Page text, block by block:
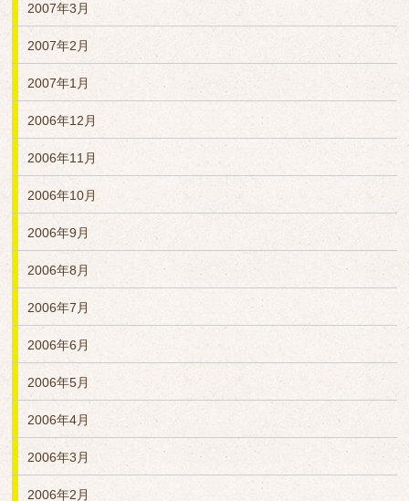
2007年3月
2007年2月
2007年1月
2006年12月
2006年11月
2006年10月
2006年9月
2006年8月
2006年7月
2006年6月
2006年5月
2006年4月
2006年3月
2006年2月